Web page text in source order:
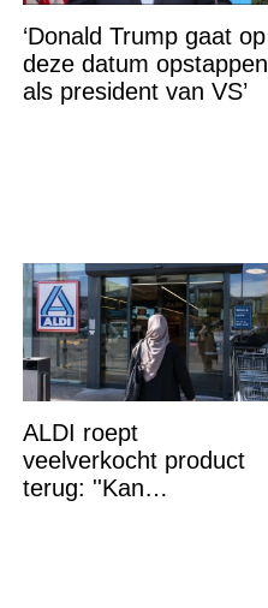
‘Donald Trump gaat op
deze datum opstappen
als president van VS’
ALDI roept
veelverkocht product
terug: ''Kan